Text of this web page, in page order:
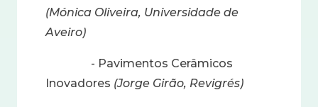
(Mónica Oliveira, Universidade de
Aveiro)
- Pavimentos Cerâmicos
Inovadores (Jorge Girão, Revigrés)